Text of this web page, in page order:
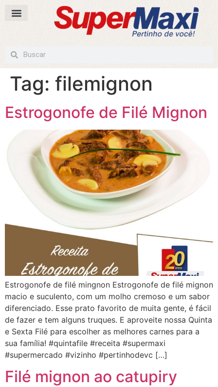
Tag: filemignon
Estrogonofe de Filé Mignon
Estrogonofe de filé mingnon Estrogonofe de filé mignon
macio e suculento, com um molho cremoso e um sabor
diferenciado. Esse prato favorito de muita gente, é fácil
de fazer e tem alguns truques. E aproveite nossa Quinta
e Sexta Filé para escolher as melhores carnes para a
sua família! #quintafile #receita #supermaxi
#supermercado #vizinho #pertinhodevc […]
Filé mignon ao catupiry